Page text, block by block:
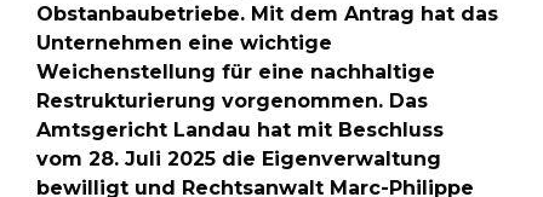
Obstanbaubetriebe. Mit dem Antrag hat das
Unternehmen eine wichtige
Weichenstellung für eine nachhaltige
Restrukturierung vorgenommen. Das
Amtsgericht Landau hat mit Beschluss
vom 28. Juli 2025 die Eigenverwaltung
bewilligt und Rechtsanwalt Marc-Philippe